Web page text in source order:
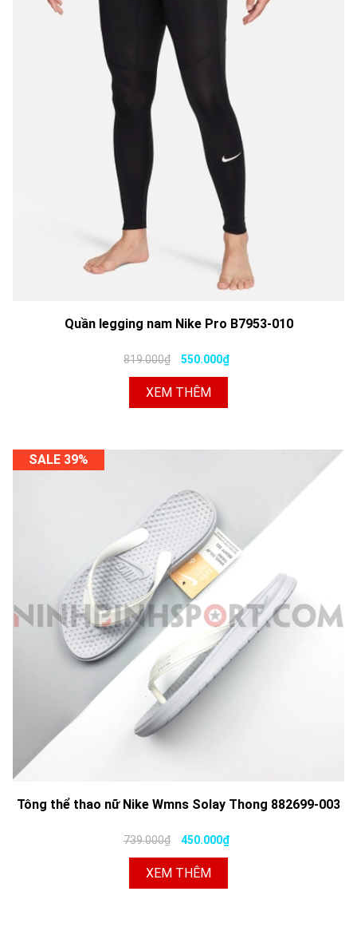
Quần legging nam Nike Pro B7953-010
819.000₫ 550.000₫
XEM THÊM
SALE 39%
Tông thể thao nữ Nike Wmns Solay Thong 882699-003
739.000₫ 450.000₫
XEM THÊM